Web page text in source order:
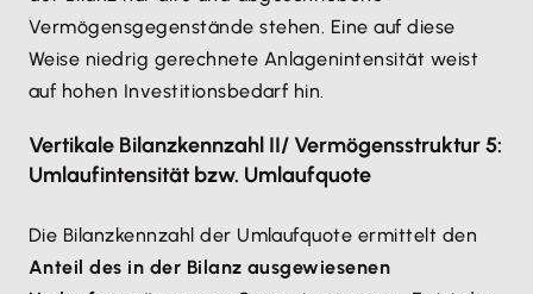
Vermögensgegenstände stehen. Eine auf diese
Weise niedrig gerechnete Anlagenintensität weist
auf hohen Investitionsbedarf hin.
Vertikale Bilanzkennzahl II/ Vermögensstruktur 5:
Umlaufintensität bzw. Umlaufquote
Die Bilanzkennzahl der Umlaufquote ermittelt den
Anteil des in der Bilanz ausgewiesenen